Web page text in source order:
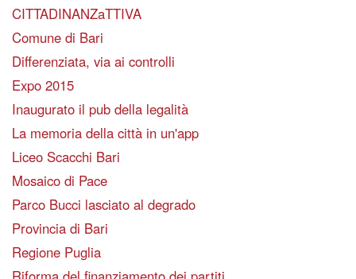
CITTADINANZaTTIVA
Comune di Bari
Differenziata, via ai controlli
Expo 2015
Inaugurato il pub della legalità
La memoria della città in un'app
Liceo Scacchi Bari
Mosaico di Pace
Parco Bucci lasciato al degrado
Provincia di Bari
Regione Puglia